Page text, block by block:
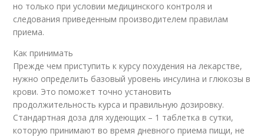
но только при условии медицинского контроля и
следования приведенным производителем правилам
приема.
Как принимать
Прежде чем приступить к курсу похудения на лекарстве,
нужно определить базовый уровень инсулина и глюкозы в
крови. Это поможет точно установить
продолжительность курса и правильную дозировку.
Стандартная доза для худеющих – 1 таблетка в сутки,
которую принимают во время дневного приема пищи, не